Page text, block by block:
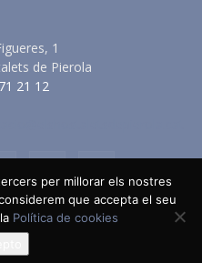
1
de Pierola
21 12
Política de Cookies
Xarxes Socials
per millorar els nostres
que accepta el seu
Política de cookies